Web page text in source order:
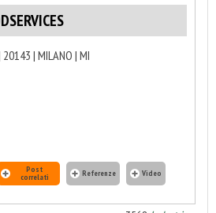
20143 | MILANO | MI
Post
correlati Referenze Video